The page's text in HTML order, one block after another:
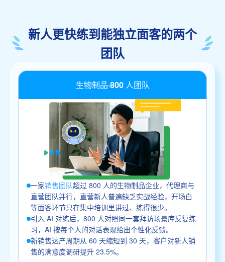
新人更快练到能独立面客的两个
团队
生物制品·800 人团队
一家销售团队超过 800 人的生物制品企业，代理商与
直营团队并行，直营新人普遍缺乏实战经验，开场白
等面客环节只在集中培训里讲过、练得很少。
引入 AI 对练后，800 人对照同一套拜访场景库反复练
习，AI 按每个人的对话表现给出个性化反馈。
新销售达产周期从 60 天缩短到 30 天，客户对新人销
售的满意度调研提升 23.5%。